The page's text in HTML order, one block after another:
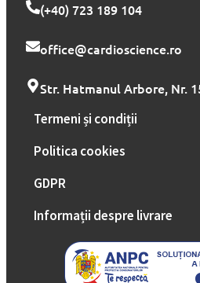
(+40) 723 189 104
office@cardioscience.ro
Str. Hatmanul Arbore, Nr.
Termeni și condiții
Politica cookies
GDPR
Informații despre livrare